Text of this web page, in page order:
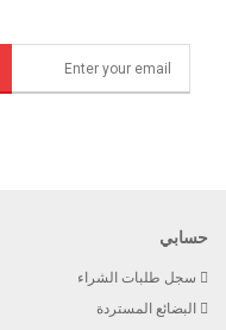
حسابي
سجل طلبات الشراء
البضائع المستردة